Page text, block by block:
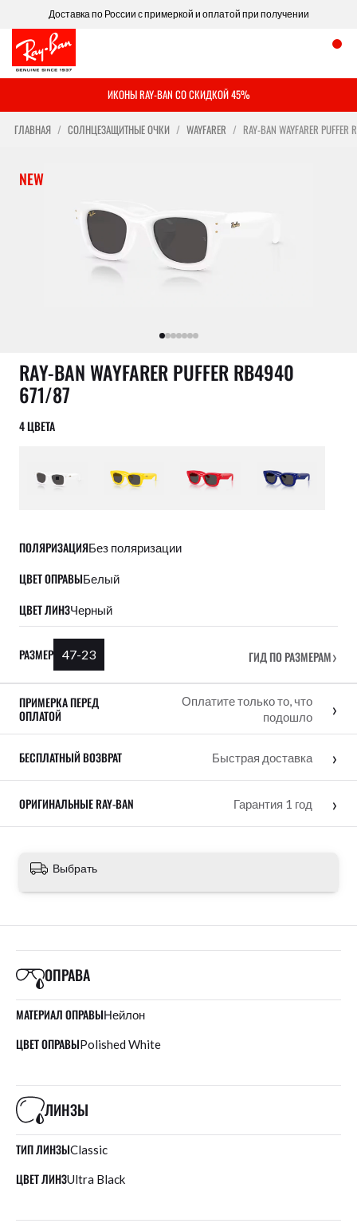
Доставка по России с примеркой и оплатой при получении
ИКОНЫ RAY-BAN СО СКИДКОЙ 45%
ГЛАВНАЯ СОЛНЦЕЗАЩИТНЫЕ ОЧКИ WAYFARER RAY-BAN WAYFARER
NEW
RAY-BAN WAYFARER PUFFER RB4940
671/87
4 ЦВЕТА
ПОЛЯРИЗАЦИЯБез поляризации
ЦВЕТ ОПРАВЫБелый
ЦВЕТ ЛИНЗЧерный
РАЗМЕР 47-23 ГИД ПО РАЗМЕРАМ›
ПРИМЕРКА ПЕРЕД
ОПЛАТОЙ
Оплатите только то, что
подошло
›
БЕСПЛАТНЫЙ ВОЗВРАТ Быстрая доставка ›
ОРИГИНАЛЬНЫЕ RAY-BAN Гарантия 1 год ›
Выбрать
ОПРАВА
МАТЕРИАЛ ОПРАВЫНейлон
ЦВЕТ ОПРАВЫPolished White
ЛИНЗЫ
ТИП ЛИНЗЫClassic
ЦВЕТ ЛИНЗUltra Black